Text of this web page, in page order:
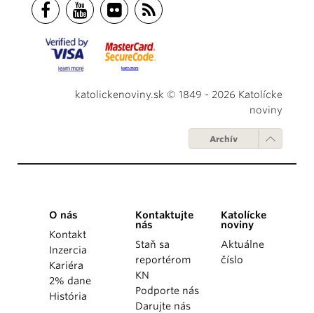
katolickenoviny.sk © 1849 - 2026 Katolícke
noviny
Archív
O nás
Kontakt
Inzercia
Kariéra
2% dane
História
Kontaktujte
nás
Staň sa
reportérom
KN
Podporte nás
Darujte nás
Katolícke
noviny
Aktuálne
číslo